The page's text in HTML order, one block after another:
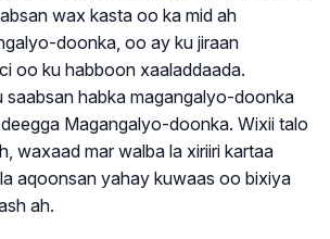
wax kasta oo ka mid ah
doonka, oo ay ku jiraan
oo ku habboon xaaladdaada.
saabsan habka magangalyo-doonka
Magangalyo-doonka. Wixii talo
waxaad mar walba la xiriiri kartaa
aqoonsan yahay kuwaas oo bixiya
ah.